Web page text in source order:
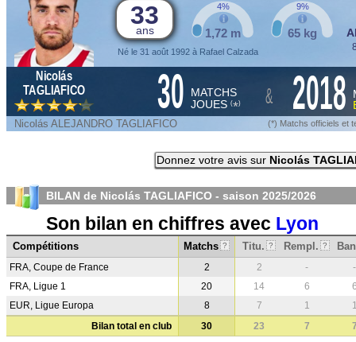
33
ans
Né le 31 août 1992 à Rafael Calzada
1,72 m
4%
65 kg
9%
Nicolás
TAGLIAFICO
30 MATCHS
JOUES (*) & 2018
Nicolás ALEJANDRO TAGLIAFICO (*) Matchs officiels et
Donnez votre avis sur Nicolás
BILAN de Nicolás TAGLIAFICO - saison 2025/2026
Son bilan en chiffres avec Lyon
Compétitions Matchs ? Titu. ? Rempl. ?
FRA, Coupe de France 2 2 -
-
FRA, Ligue 1
20 14 6
EUR, Ligue Europa
8 7 1
Bilan total en club
30 23 7